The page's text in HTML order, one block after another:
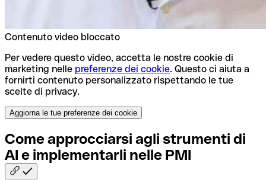
Contenuto video bloccato
Per vedere questo video, accetta le nostre cookie di
marketing nelle preferenze dei cookie. Questo ci aiuta a
fornirti contenuto personalizzato rispettando le tue
scelte di privacy.
Aggiorna le tue preferenze dei cookie
Come approcciarsi agli strumenti di
AI e implementarli nelle PMI